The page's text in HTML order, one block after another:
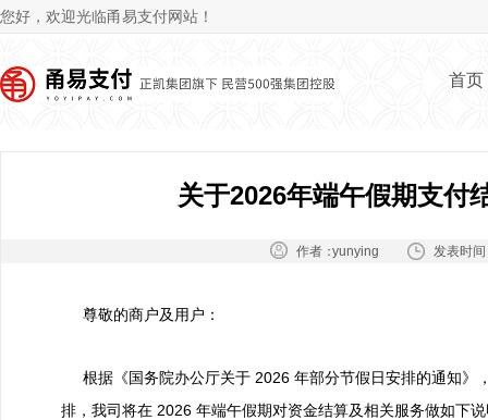
您好，欢迎光临甬易支付网站！
首页
关于2026年端午假期支付
作者：yunying 发表时
尊敬的商户及用户：
根据《国务院办公厅关于 2026 年部分节假日安排的通知》
排，我司将在 2026 年端午假期对资金结算及相关服务做如下